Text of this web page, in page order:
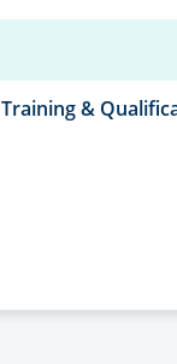
Training &